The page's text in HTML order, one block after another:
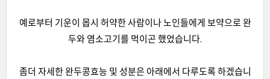
예로부터 기운이 몹시 허약한 사람이나 노인들에게 보약으로 완
두와 염소고기를 먹이곤 했었습니다.
좀더 자세한 완두콩효능 및 성분은 아래에서 다루도록 하겠습니